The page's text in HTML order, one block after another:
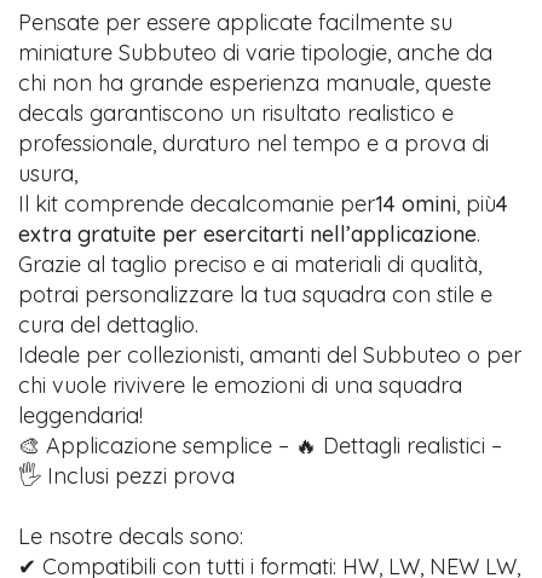
Pensate per essere applicate facilmente su
miniature Subbuteo di varie tipologie, anche da
chi non ha grande esperienza manuale, queste
decals garantiscono un risultato realistico e
professionale, duraturo nel tempo e a prova di
usura,
Il kit comprende decalcomanie per14 omini, più4
extra gratuite per esercitarti nell’applicazione.
Grazie al taglio preciso e ai materiali di qualità,
potrai personalizzare la tua squadra con stile e
cura del dettaglio.
Ideale per collezionisti, amanti del Subbuteo o per
chi vuole rivivere le emozioni di una squadra
leggendaria!
🎨 Applicazione semplice – 🔥 Dettagli realistici –
🖐️ Inclusi pezzi prova
Le nsotre decals sono:
✔ Compatibili con tutti i formati: HW, LW, NEW LW,